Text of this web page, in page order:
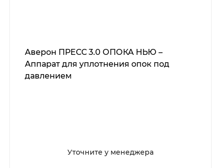
Аверон ПРЕСС 3.0 ОПОКА НЬЮ –
Аппарат для уплотнения опок под
давлением
Уточните у менеджера